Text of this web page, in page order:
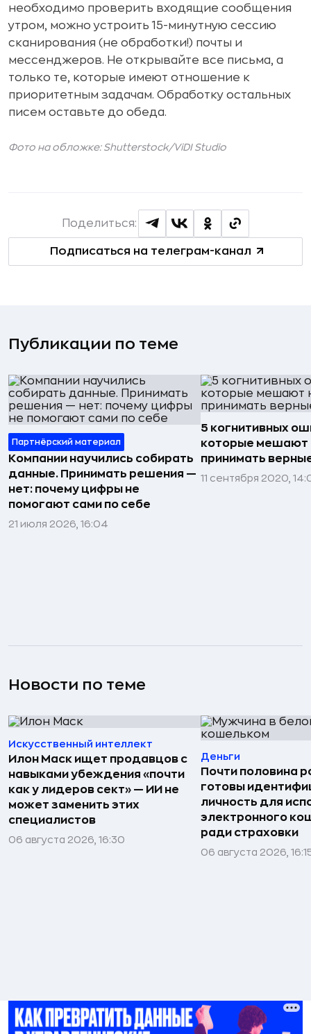
необходимо проверить входящие сообщения
утром, можно устроить 15-минутную сессию
сканирования (не обработки!) почты и
мессенджеров. Не открывайте все письма, а
только те, которые имеют отношение к
приоритетным задачам. Обработку остальных
писем оставьте до обеда.
Фото на обложке: Shutterstock/ViDI Studio
Подписаться на телеграм-канал
Поделиться:
Публикации по теме
Партнёрский материал
Компании научились собирать
данные. Принимать решения —
нет: почему цифры не
помогают сами по себе
21 июля 2026, 16:04
5 когнитивных
которые мешают
принимать
11 сентября 2020,
Новости по теме
Искусственный интеллект
Илон Маск ищет продавцов с
навыками убеждения «почти
как у лидеров сект» — ИИ не
может заменить этих
специалистов
06 августа 2026, 16:30
Деньги
Почти половина
готовы
личность для
электронного
ради страховки
06 августа 2026,